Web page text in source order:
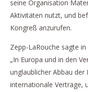
seine Organisation
Aktivitäten nutzt, und
Kongreß anzurufen.
Zepp-LaRouche sagte
„In Europa und in den
unglaublicher Abbau
internationale Verträge,